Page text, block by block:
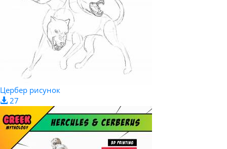
Цербер рисунок
27